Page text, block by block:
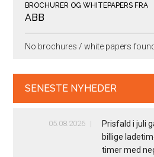
BROCHURER OG WHITEPAPERS FRA
ABB
No brochures / white papers
SENESTE NYHEDER
05.08.2026
Prisfald i juli
billige
timer med